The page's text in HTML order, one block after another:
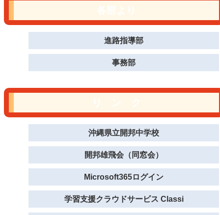
進路指導部
事務部
沖縄県立開邦中学校
開邦雄飛会（同窓会）
Microsoft365ログイン
学習支援クラウドサービス Classi